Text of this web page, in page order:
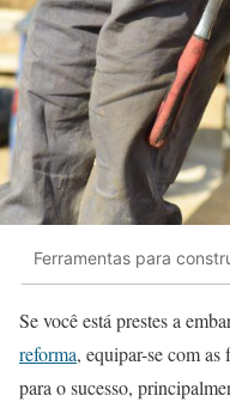
Ferramentas para
Se você está prestes a
reforma, equipar-se com
para o sucesso,